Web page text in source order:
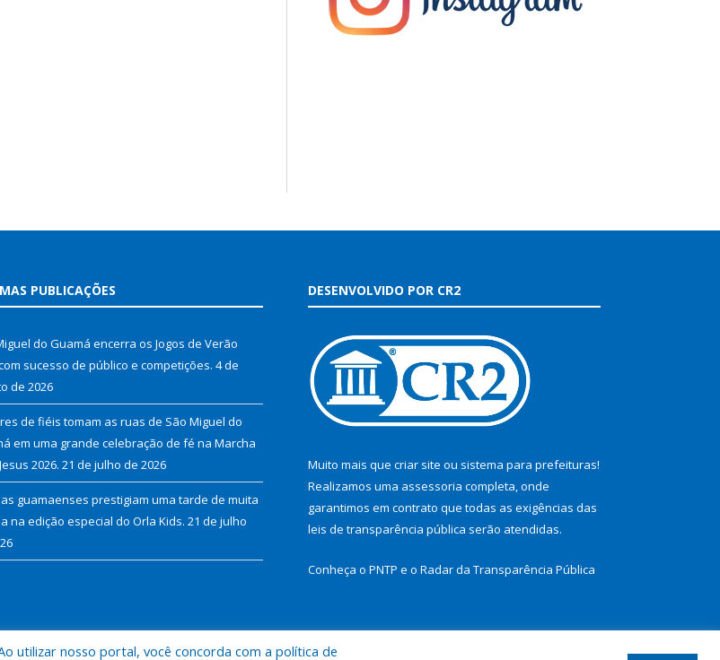
PUBLICAÇÕES
do Guamá encerra os Jogos de Verão
sucesso de público e competições. 4 de
de 2026
de fiéis tomam as ruas de São Miguel do
em uma grande celebração de fé na Marcha
2026. 21 de julho de 2026
guamaenses prestigiam uma tarde de muita
na edição especial do Orla Kids. 21 de julho
DESENVOLVIDO POR CR2
Muito mais que criar site ou sistema para prefeituras!
Realizamos uma assessoria completa, onde
garantimos em contrato que todas as exigências das
leis de transparência pública serão atendidas.
Conheça o PNTP e o Radar da Transparência Pública
utilizar nosso portal, você concorda com a política de